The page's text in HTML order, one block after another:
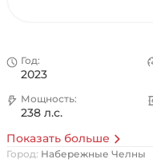
Год:
2023
Мощность:
238 л.с.
Показать больше
Город: Набережные Челны